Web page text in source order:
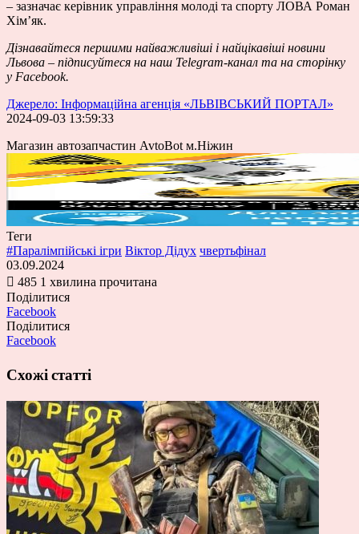
– зазначає керівник управління молоді та спорту ЛОВА Роман
Хімʼяк.
Дізнавайтеся першими найважливіші і найцікавіші новини
Львова – підписуйтеся на наш Telegram-канал та на сторінку
у Facebook.
Джерело: Інформаційна агенція «ЛЬВІВСЬКИЙ ПОРТАЛ»
2024-09-03 13:59:33
Магазин автозапчастин AvtoBot м.Ніжин
Теги
#Паралімпійські ігри Віктор Дідух чвертьфінал
03.09.2024
485 1 хвилина прочитана
Поділитися
Facebook
Поділитися
Facebook
Схожі статті